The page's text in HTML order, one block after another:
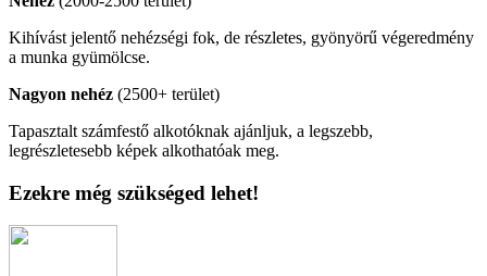
Kihívást jelentő nehézségi fok, de részletes, gyönyörű végeredmény
a munka gyümölcse.
Nagyon nehéz (2500+ terület)
Tapasztalt számfestő alkotóknak ajánljuk, a legszebb,
legrészletesebb képek alkothatóak meg.
Ezekre még szükséged lehet!